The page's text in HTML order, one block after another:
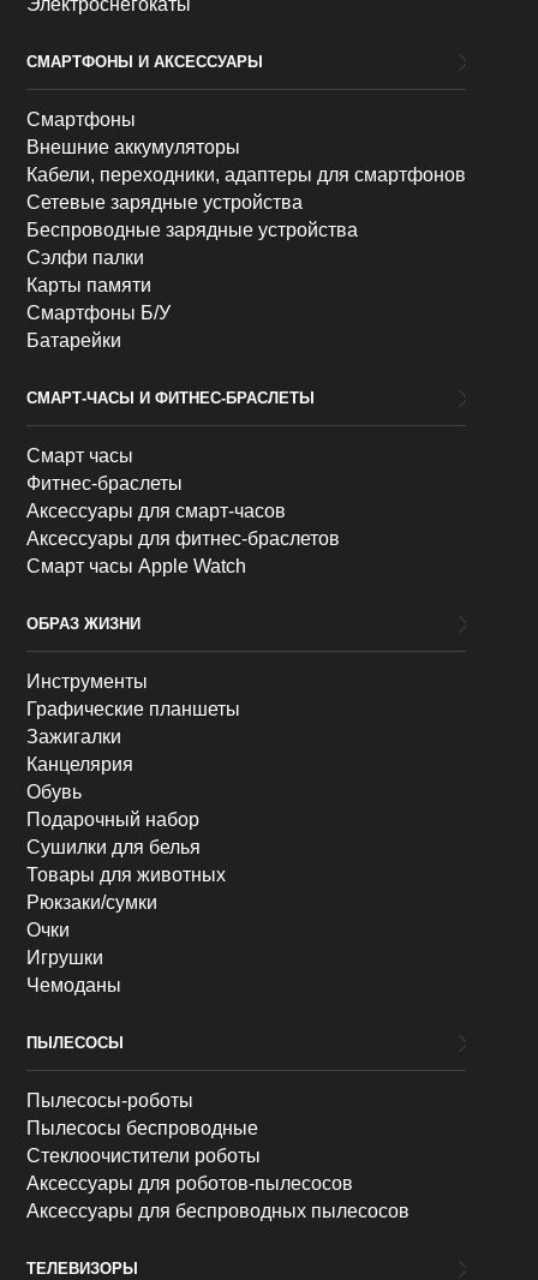
Электроснегокаты
СМАРТФОНЫ И АКСЕССУАРЫ
Смартфоны
Внешние аккумуляторы
Кабели, переходники, адаптеры для смартфонов
Сетевые зарядные устройства
Беспроводные зарядные устройства
Сэлфи палки
Карты памяти
Смартфоны Б/У
Батарейки
СМАРТ-ЧАСЫ И ФИТНЕС-БРАСЛЕТЫ
Смарт часы
Фитнес-браслеты
Аксессуары для смарт-часов
Аксессуары для фитнес-браслетов
Смарт часы Apple Watch
ОБРАЗ ЖИЗНИ
Инструменты
Графические планшеты
Зажигалки
Канцелярия
Обувь
Подарочный набор
Сушилки для белья
Товары для животных
Рюкзаки/сумки
Очки
Игрушки
Чемоданы
ПЫЛЕСОСЫ
Пылесосы-роботы
Пылесосы беспроводные
Стеклоочистители роботы
Аксессуары для роботов-пылесосов
Аксессуары для беспроводных пылесосов
ТЕЛЕВИЗОРЫ